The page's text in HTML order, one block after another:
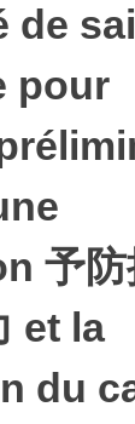
de
pour
予
et la
du